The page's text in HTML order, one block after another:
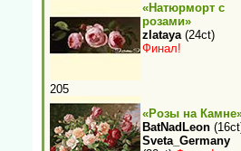
«Натюрморт с
розами»
zlataya(24ct)
Финал!
205
«Розы на
BatNadLeon
Sveta_Germany